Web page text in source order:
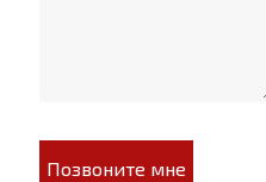
Позвоните мне